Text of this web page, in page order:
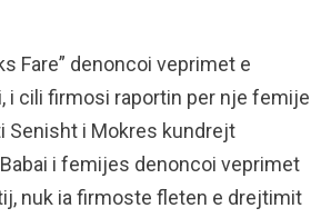
Fare” denoncoi veprimet e
i cili firmosi raportin per nje femije
Senisht i Mokres kundrejt
i femijes denoncoi veprimet
nuk ia firmoste fleten e drejtimit